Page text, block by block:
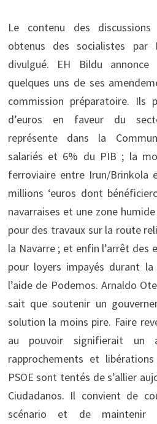
Le contenu des
obtenus des socialistes par
divulgué. EH Bildu
quelques uns de ses
commission préparatoire. Ils
d’euros en faveur du
représente dans la
salariés et 6% du PIB ; la
ferroviaire entre Irun/Brinkola
millions ‘euros dont
navarraises et une zone
pour des travaux sur la route
la Navarre ; et enfin l’arrêt des
pour loyers impayés durant
l’aide de Podemos. Arnaldo
sait que soutenir un
solution la moins pire. Faire
au pouvoir signifierait
rapprochements et
PSOE sont tentés de s’allier
Ciudadanos. Il convient de
scénario et de maintenir